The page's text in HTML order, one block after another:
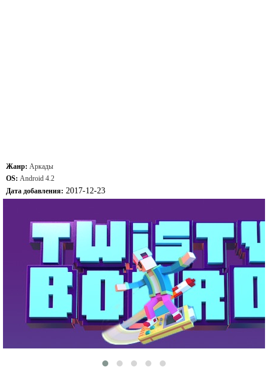
Жанр: Аркады
OS: Android 4.2
Дата добавления: 2017-12-23